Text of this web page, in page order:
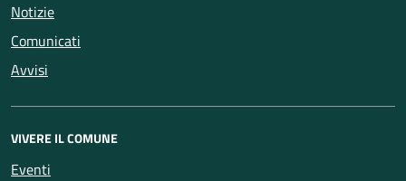
Notizie
Comunicati
Avvisi
VIVERE IL COMUNE
Eventi